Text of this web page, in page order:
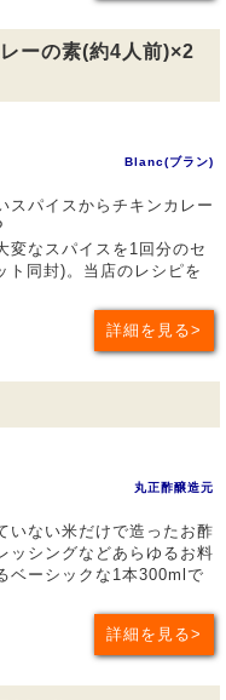
ーの素(約4人前)×2
Blanc(ブラン)
スパイスからチキンカレー
変なスパイスを1回分のセ
ト同封)。当店のレシピを
詳細を見る
丸正酢醸造元
いない米だけで造ったお酢
ッシングなどあらゆるお料
ベーシックな1本300mlで
詳細を見る